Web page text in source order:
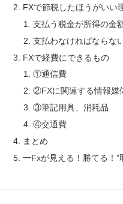
FXで節税したほうがいい
支払う税金が所得の金
支払わなければならな
FXで経費にできるもの
①通信費
②FXに関連する情報媒
③筆記用具、消耗品
④交通費
まとめ
━Fxが見える！勝てる！”